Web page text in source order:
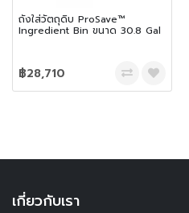
ถังใส่วัตถุดิบ ProSave™
Ingredient Bin ขนาด 30.8 Gal
฿28,710
เกี่ยวกับเรา